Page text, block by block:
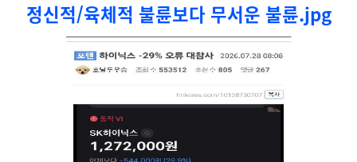
정신적/육체적 불륜보다 무서운 불륜.jpg